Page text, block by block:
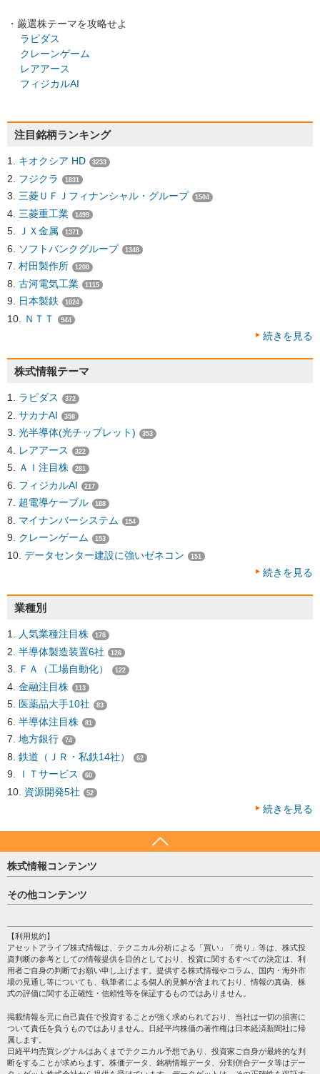
・厳選株テーマを攻略せよ
ラピダス
クレーンゲーム
レアアース
フィジカルAI
注目銘柄ランキング
キオクシア HD 3233
フジクラ 1831
三菱ＵＦＪフィナンシャル・グループ 1504
三菱重工業 1499
ＪＸ金属 1371
ソフトバンクグループ 1348
村田製作所 1208
古河電気工業 1115
日本製鉄 1024
ＮＴＴ 944
続きを見る
株式情報テーマ
ラピダス 372
サカナAI 358
光半導体(光チップレット) 353
レアアース 322
ＡＩ注目株 281
フィジカルAI 217
超電導ケーブル 188
マイナンバーシステム 154
クレーンゲーム 153
データセンター建設に強いゼネコン 151
続きを見る
業種別
人気業種注目株 178
半導体製造装置6社 126
ＦＡ（工場自動化） 122
金融注目株 113
医薬品大手10社 83
半導体注目株 81
地方銀行 74
鉄道（ＪＲ・私鉄14社） 62
ＩＴサービス 60
資源開発5社 52
続きを見る
株式情報コンテンツ
日経平均
売買シグナル
株テーマ情報
海外市況
投資カレンダー
格付け情報
その他コンテンツ
個人情報保護方針
プライバシーポリシー
会社案内
サイトマップ
過去データ
【利用規約】
アセットアライブ株式情報は、テクニカル分析による「買い」「売り」等は、株式投
資判断の参考としての情報提供を目的としており、投資に関するすべての決定は、利
用者ご自身の判断でお願い申し上げます。提供する株式情報やコラム、国内・海外市
場の見通し等についても、執筆者による個人的見解が含まれており、情報の真偽、株
式の評価に関する正確性・信頼性等を保証するものではありません。
掲載情報を元に自己責任で投資することが強く求められており、当社は一切の損害に
ついて責任を負うものではありません。日経平均株価の著作権は日本経済新聞社に帰
属します。
日経平均売買シグナルはあくまでテクニカル予想であり、投資家ご自身が最終的な判
断をすることが求めらます。株価データ、銘柄情報データ、分割併合データ等はデー